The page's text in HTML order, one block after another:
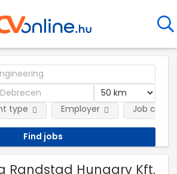
type Employer Job
Randstad Hungary Kft.